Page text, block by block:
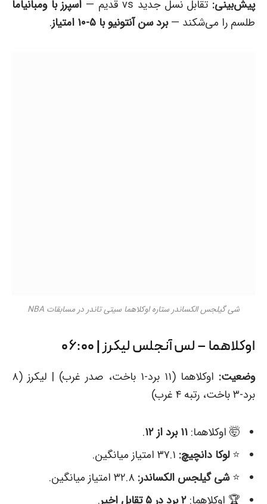
پیش‌بینی: تقابل نسل جدید vs قدیم —
اسپرز با ومبانیاما
طلسم را می‌شکند —برد سن آنتونیو با ۵-۱۰ امتیاز .
شی گیلجس الکساندر ستاره اوکلاهما سیتی تاندر در مسابقات NBA
اوکلاهما – لس آنجلس لیکرز | ۰۶:۰۰
وضعیت:
اوکلاهما (۱۱ برد-۱ باخت، صدر غرب) | لیکرز (۸
برد-۳ باخت، رتبه ۴ غرب)
🤯 اوکلاهما: ۱۱ برد از ۱۲
.
⭐️لوکا دانچیچ:
⭐️شی گیلجس الکساندر:
🏆 اوکلاهما: ۲ برد در ۵ تقابل اخیر .